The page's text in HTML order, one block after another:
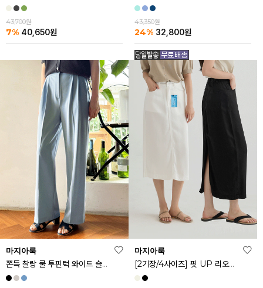
43,700원
7% 40,650원
43,350원
24% 32,800원
마지아룩
쫀득 찰랑 쿨 투핀턱 와이드 슬랙스
마지아룩
[2기장/4사이즈] 핏 UP 리오셀 스판 스커트